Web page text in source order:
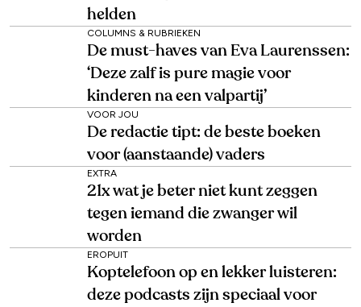
helden
COLUMNS & RUBRIEKEN
De must-haves van Eva Laurenssen:
‘Deze zalf is pure magie voor
kinderen na een valpartij’
VOOR JOU
De redactie tipt: de beste boeken
voor (aanstaande) vaders
EXTRA
21x wat je beter niet kunt zeggen
tegen iemand die zwanger wil
worden
EROPUIT
Koptelefoon op en lekker luisteren:
deze podcasts zijn speciaal voor